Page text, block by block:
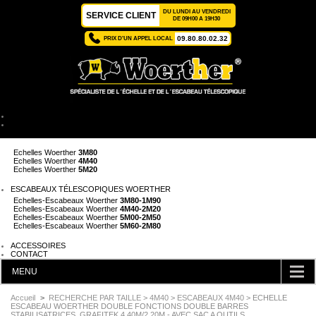
SERVICE CLIENT
DU LUNDI AU VENDREDI
DE 09H00 A 19H30
PRIX D'UN APPEL LOCAL 09.80.80.02.32
Echelles Woerther 3M80
Echelles Woerther 4M40
Echelles Woerther 5M20
ESCABEAUX TÉLESCOPIQUES WOERTHER
Echelles-Escabeaux Woerther 3M80-1M90
Echelles-Escabeaux Woerther 4M40-2M20
Echelles-Escabeaux Woerther 5M00-2M50
Echelles-Escabeaux Woerther 5M60-2M80
ACCESSOIRES
CONTACT
MENU
CATÉGORIES
Accueil > RECHERCHE PAR TAILLE >4M40 > ESCABEAUX 4M40 > ECHELLE
ESCABEAU WOERTHER DOUBLE FONCTIONS DOUBLE BARRES